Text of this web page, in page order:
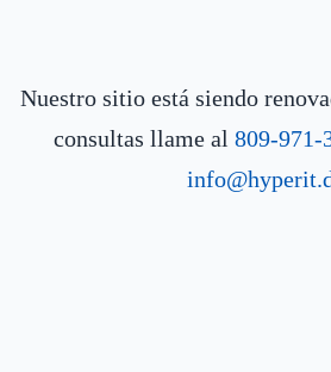
Nuestro sitio está siendo
consultas llame al 809-971-